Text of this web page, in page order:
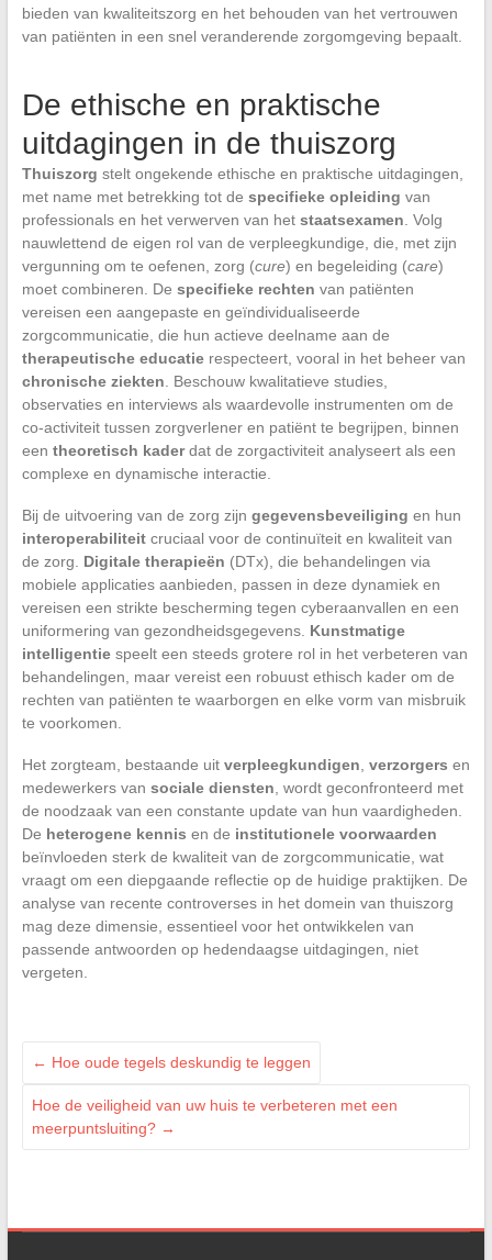
bieden van kwaliteitszorg en het behouden van het vertrouwen
van patiënten in een snel veranderende zorgomgeving bepaalt.
De ethische en praktische
uitdagingen in de thuiszorg
Thuiszorg stelt ongekende ethische en praktische uitdagingen,
met name met betrekking tot de specifieke opleiding van
professionals en het verwerven van het staatsexamen . Volg
nauwlettend de eigen rol van de verpleegkundige, die, met zijn
vergunning om te oefenen, zorg (cure) en begeleiding (care)
moet combineren. De specifieke rechten van patiënten
vereisen een aangepaste en geïndividualiseerde
zorgcommunicatie, die hun actieve deelname aan de
therapeutische educatierespecteert, vooral in het beheer van
chronische ziekten . Beschouw kwalitatieve studies,
observaties en interviews als waardevolle instrumenten om de
co-activiteit tussen zorgverlener en patiënt te begrijpen, binnen
een theoretisch kaderdat de zorgactiviteit analyseert als een
complexe en dynamische interactie.
Bij de uitvoering van de zorg zijn gegevensbeveiliging en hun
interoperabiliteitcruciaal voor de continuïteit en kwaliteit van
de zorg. Digitale therapieën (DTx), die behandelingen via
mobiele applicaties aanbieden, passen in deze dynamiek en
vereisen een strikte bescherming tegen cyberaanvallen en een
uniformering van gezondheidsgegevens. Kunstmatige
intelligentiespeelt een steeds grotere rol in het verbeteren van
behandelingen, maar vereist een robuust ethisch kader om de
rechten van patiënten te waarborgen en elke vorm van misbruik
te voorkomen.
Het zorgteam, bestaande uit verpleegkundigen verzorgers en
medewerkers van sociale diensten , wordt geconfronteerd met
de noodzaak van een constante update van hun vaardigheden.
De heterogene kennis en de institutionele voorwaarden
beïnvloeden sterk de kwaliteit van de zorgcommunicatie, wat
vraagt om een diepgaande reflectie op de huidige praktijken. De
analyse van recente controverses in het domein van thuiszorg
mag deze dimensie, essentieel voor het ontwikkelen van
passende antwoorden op hedendaagse uitdagingen, niet
vergeten.
← Hoe oude tegels deskundig te leggen
Hoe de veiligheid van uw huis te verbeteren met een
meerpuntsluiting? →